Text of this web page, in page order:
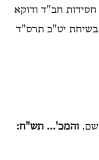
חסידות חב"ד ודוקא
בשיחת יט"כ תרס"ד
שם. והמכ'... תש"ח: